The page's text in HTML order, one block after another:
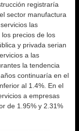
registraría
sector manufactura
las
precios de los
y privada serian
a las
la tendencia
continuaría en el
al 1.4%. En el
a empresas
de 1.95% y 2.31%